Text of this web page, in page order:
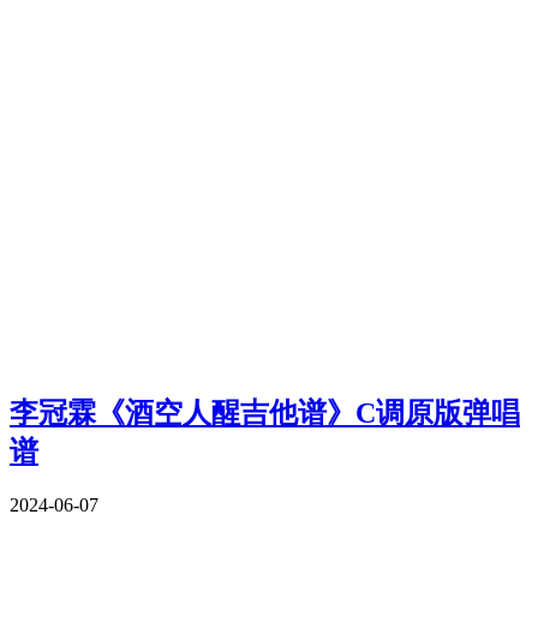
李冠霖《酒空人醒吉他谱》C调原版弹唱
谱
2024-06-07